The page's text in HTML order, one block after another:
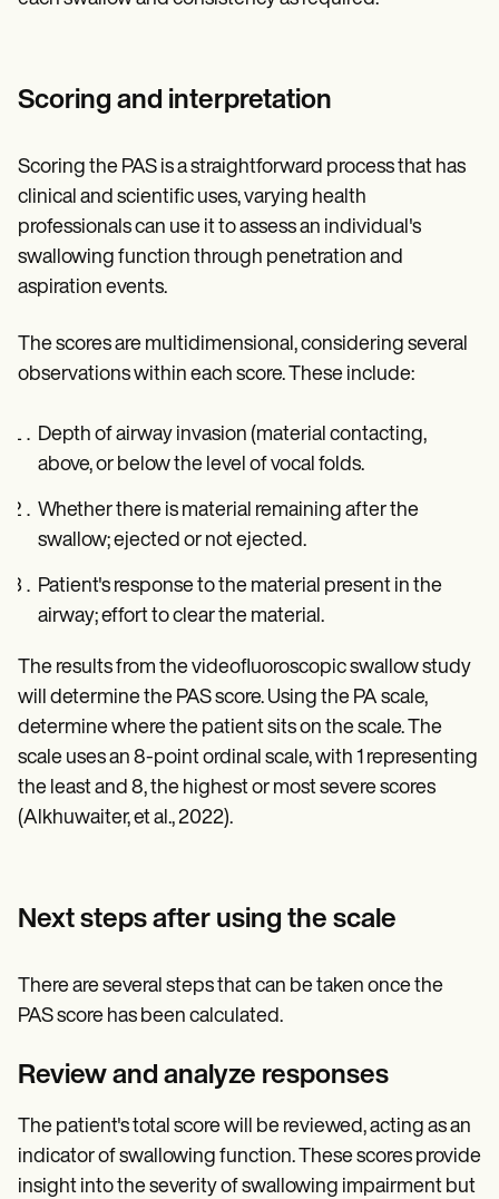
Scoring and interpretation
Scoring the PAS is a straightforward process that has
clinical and scientific uses, varying health
professionals can use it to assess an individual's
swallowing function through penetration and
aspiration events.
The scores are multidimensional, considering several
observations within each score. These include:
Depth of airway invasion (material contacting,
above, or below the level of vocal folds.
Whether there is material remaining after the
swallow; ejected or not ejected.
Patient's response to the material present in the
airway; effort to clear the material.
The results from the videofluoroscopic swallow study
will determine the PAS score. Using the PA scale,
determine where the patient sits on the scale. The
scale uses an 8-point ordinal scale, with 1 representing
the least and 8, the highest or most severe scores
(Alkhuwaiter, et al., 2022).
Next steps after using the scale
There are several steps that can be taken once the
PAS score has been calculated.
Review and analyze responses
The patient's total score will be reviewed, acting as an
indicator of swallowing function. These scores provide
insight into the severity of swallowing impairment but